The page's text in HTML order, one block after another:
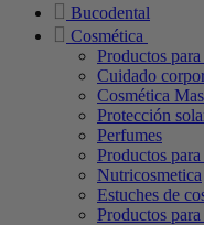
Bucodental
Cosmética
Productos
Cuidado
Cosmética
Protección
Perfumes
Productos
Nutricosmetica
Estuches de
Productos